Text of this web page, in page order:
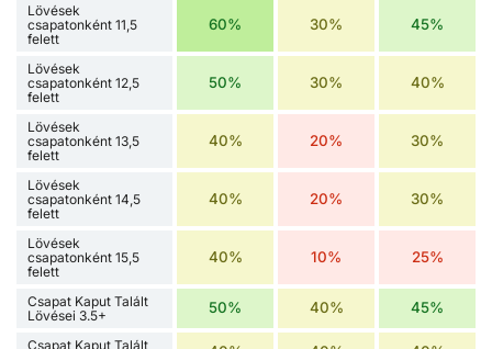
Lövések
csapatonként 11,5
felett
60% 30% 45%
Lövések
csapatonként 12,5
felett
50% 30% 40%
Lövések
csapatonként 13,5
felett
40% 20% 30%
Lövések
csapatonként 14,5
felett
40% 20% 30%
Lövések
csapatonként 15,5
felett
40% 10% 25%
Csapat Kaput Talált
Lövései 3.5+
50% 40% 45%
Csapat Kaput Talált